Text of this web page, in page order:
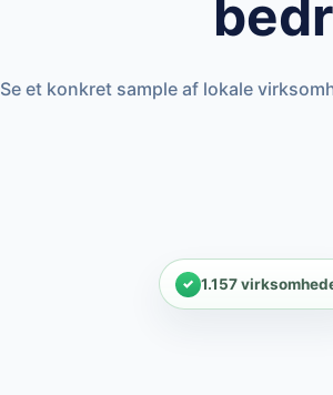
Se et konkret sample af lokale
1.157